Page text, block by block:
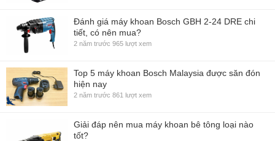
Đánh giá máy khoan Bosch GBH 2-24 DRE chi
tiết, có nên mua?
2 năm trước 965 lượt xem
Top 5 máy khoan Bosch Malaysia được săn đón
hiện nay
2 năm trước 861 lượt xem
Giải đáp nên mua máy khoan bê tông loại nào
tốt?